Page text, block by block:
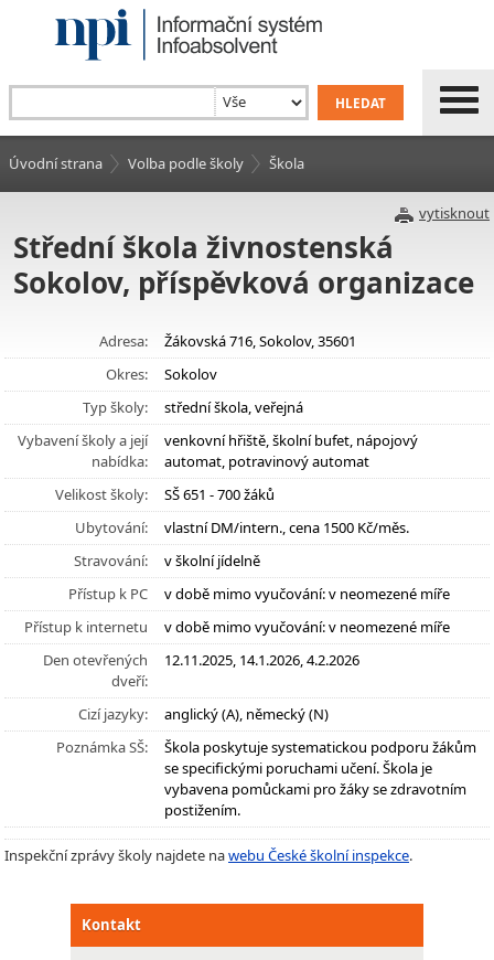
Úvodní strana Volba podle školy Škola
vytisknout
Střední škola živnostenská
Sokolov, příspěvková organizace
Adresa:
Žákovská 716, Sokolov, 35601
Okres:
Sokolov
Typ školy:
střední škola, veřejná
Vybavení školy a její
nabídka:
venkovní hřiště, školní bufet, nápojový
automat, potravinový automat
Velikost školy:
SŠ 651 - 700 žáků
Ubytování:
vlastní DM/intern., cena 1500 Kč/měs.
Stravování:
v školní jídelně
Přístup k PC
v době mimo vyučování: v neomezené míře
Přístup k internetu
v době mimo vyučování: v neomezené míře
Den otevřených
dveří:
12.11.2025, 14.1.2026, 4.2.2026
Cizí jazyky:
anglický (A), německý (N)
Poznámka SŠ:
Škola poskytuje systematickou podporu žákům
se specifickými poruchami učení. Škola je
vybavena pomůckami pro žáky se zdravotním
postižením.
Inspekční zprávy školy najdete nawebu České školní inspekce.
Kontakt